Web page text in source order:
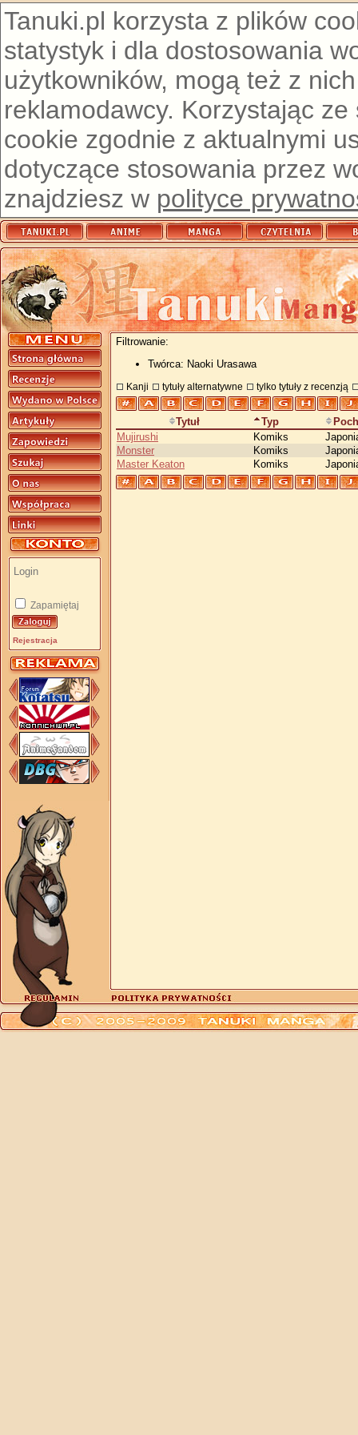
Tanuki.pl korzysta z plików
statystyk i dla dostosowania
użytkowników, mogą też z
reklamodawcy. Korzystając
cookie zgodnie z aktualnymi
dotyczące stosowania przez
znajdziesz w polityce
Zapamiętaj
Rejestracja
Filtrowanie:
Twórca: Naoki Urasawa
Kanji tytuły alternatywne tylko tytuły z recenzją
Tytuł Typ
Mujirushi
Komiks
Monster
Komiks
Master Keaton
Komiks